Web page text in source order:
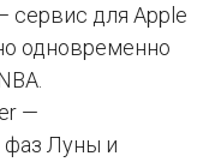
сервис для Apple
одновременно
—
фаз Луны и